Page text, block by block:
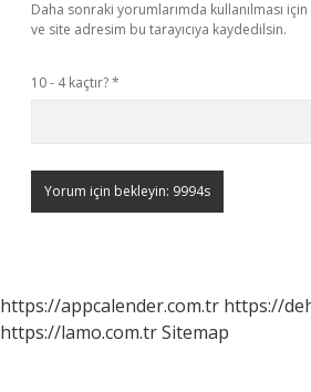
Daha sonraki yorumlarımda kullanılması
ve site adresim bu tarayıcıya kaydedilsin.
10 - 4 kaçtır?*
https://appcalender.com.tr https://
https://lamo.com.trSitemap